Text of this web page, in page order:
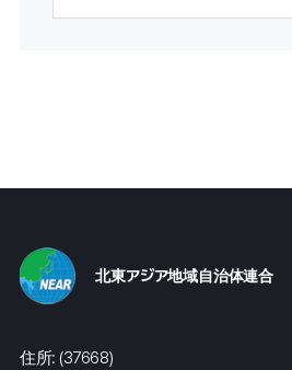
北東アジア地域自治体連合
住所: (37668)